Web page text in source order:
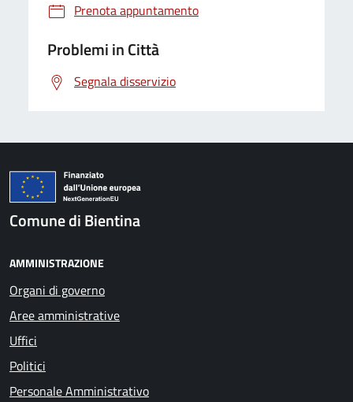
Prenota appuntamento
Problemi in Città
Segnala disservizio
Comune di Bientina
AMMINISTRAZIONE
Organi di governo
Aree amministrative
Uffici
Politici
Personale Amministrativo